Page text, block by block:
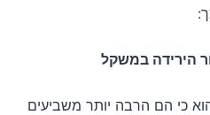
הירידה במשקל
כי הם הרבה יותר משביעים